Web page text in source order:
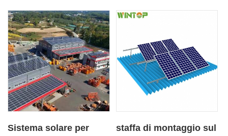
lamiera ondulata
solare
Sistema solare per
staffa di montaggio sul